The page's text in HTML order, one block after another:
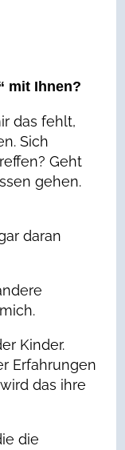
mit Ihnen?
das fehlt,
Sich
Geht
gehen.
daran
Kinder.
Erfahrungen
das ihre
die